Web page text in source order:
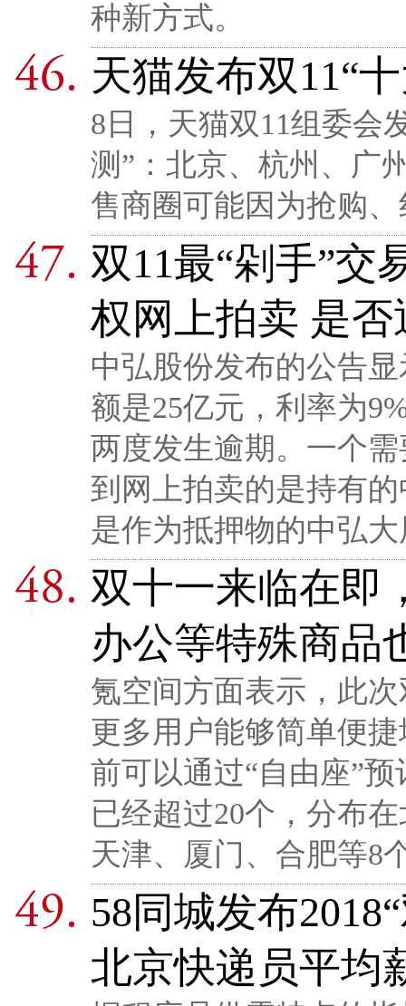
种新方式。
天猫发布双11“
8日，天猫双11组委会
测”：北京、杭州、广
售商圈可能因为抢购
双11最“剁手”交
权网上拍卖 是
中弘股份发布的公告
额是25亿元，利率为
两度发生逾期。一个
到网上拍卖的是持有
是作为抵押物的中弘
双十一来临在即
办公等特殊商品
氪空间方面表示，此
更多用户能够简单便
前可以通过“自由座”
已经超过20个，分布
天津、厦门、合肥等8
58同城发布
北京快递员平均